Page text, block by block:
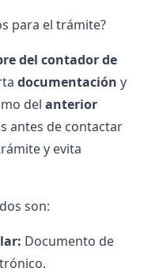
para el trámite?
del contador de
documentación y
del anterior
antes de contactar
y evita
son:
Documento de